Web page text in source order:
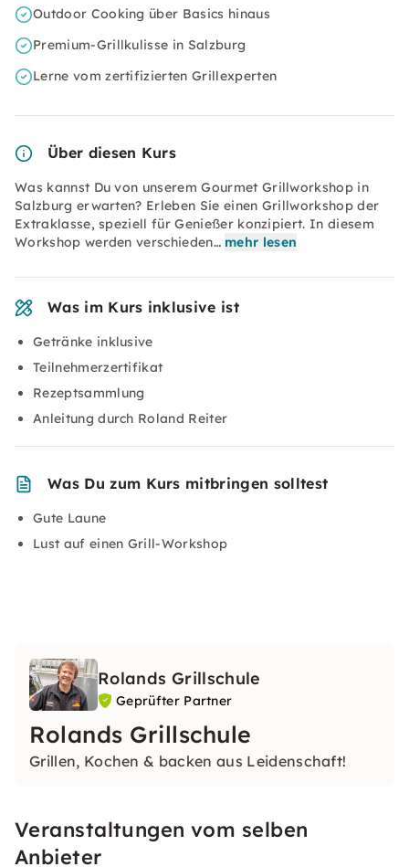
Outdoor Cooking über Basics hinaus
Premium-Grillkulisse in Salzburg
Lerne vom zertifizierten Grillexperten
Über diesen Kurs
Was kannst Du von unserem Gourmet Grillworkshop in
Salzburg erwarten? Erleben Sie einen Grillworkshop der
Extraklasse, speziell für Genießer konzipiert. In diesem
Workshop werden verschieden… mehr lesen
Was im Kurs inklusive ist
Getränke inklusive
Teilnehmerzertifikat
Rezeptsammlung
Anleitung durch Roland Reiter
Was Du zum Kurs mitbringen solltest
Gute Laune
Lust auf einen Grill-Workshop
Rolands Grillschule
Geprüfter Partner
Rolands Grillschule
Grillen, Kochen & backen aus Leidenschaft!
Veranstaltungen vom selben
Anbieter